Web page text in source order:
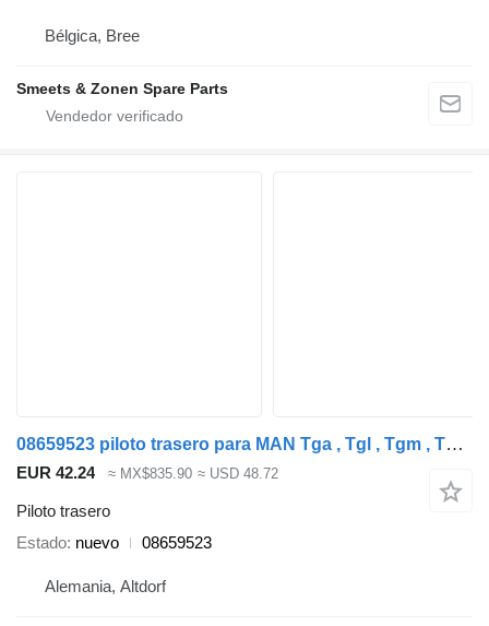
Bélgica, Bree
Smeets & Zonen Spare Parts
08659523 piloto trasero para MAN Tga , Tgl , Tgm , Tgs , Tgx cabeza tractora
EUR 42.24 ≈ MX$835.90 ≈ USD 48.72
Piloto trasero
Estado nuevo 08659523
Alemania, Altdorf